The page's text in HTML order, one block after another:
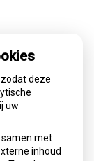
deze
uw
samen met
inhoud